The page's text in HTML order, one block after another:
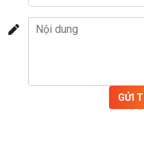
GỬI